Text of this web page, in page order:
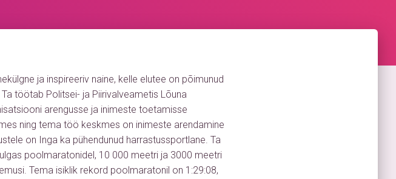
ja inspireeriv naine, kelle elutee on põimunud
töötab Politsei- ja Piirivalveametis Lõuna
arengusse ja inimeste toetamisse
ning tema töö keskmes on inimeste arendamine
on Inga ka pühendunud harrastussportlane. Ta
poolmaratonidel, 10 000 meetri ja 3000 meetri
Tema isiklik rekord poolmaratonil on 1:29:08,